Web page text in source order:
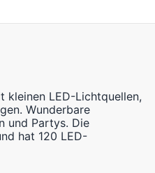
kleinen LED-Lichtquellen,
Wunderbare
und Partys. Die
hat 120 LED-